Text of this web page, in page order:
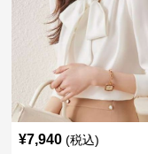
¥7,940 (税込)